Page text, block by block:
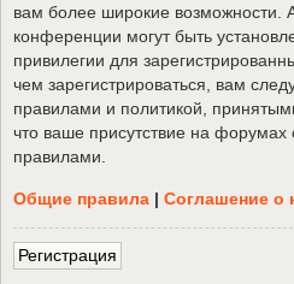
вам более широкие возможности.
конференции могут быть
привилегии для
чем зарегистрироваться, вам
правилами и политикой,
что ваше присутствие на форумах
правилами.
Общие правила | Соглашение о
Регистрация